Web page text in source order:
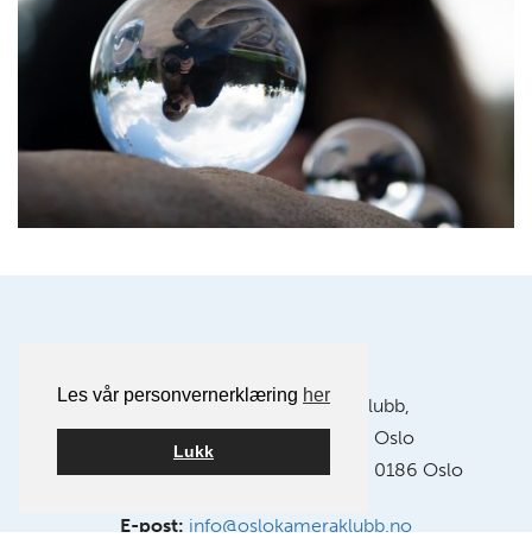
Les vår personvernerklæring her
Lukk
Postadresse:Oslo Kamera Klubb,
Postboks 1121 Sentrum, 0104 Oslo
Chr. Krohgs gate 10, 0186 Oslo
E-post: info@oslokameraklubb.no